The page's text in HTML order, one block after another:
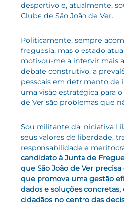
desportivo e, atualmente,
Clube de São João de Ver.
Politicamente, sempre
freguesia, mas o estado
motivou-me a intervir mais
debate construtivo, a
pessoais em detrimento de
uma visão estratégica para
de Ver são problemas que
Sou militante da Iniciativa
seus valores de liberdade,
responsabilidade e
candidato à Junta de
que São João de Ver
que promova uma gestão
dados e soluções
cidadãos no centro das